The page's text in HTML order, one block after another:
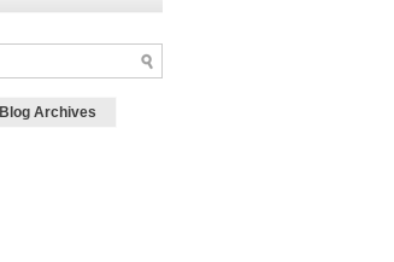
Blog Archives